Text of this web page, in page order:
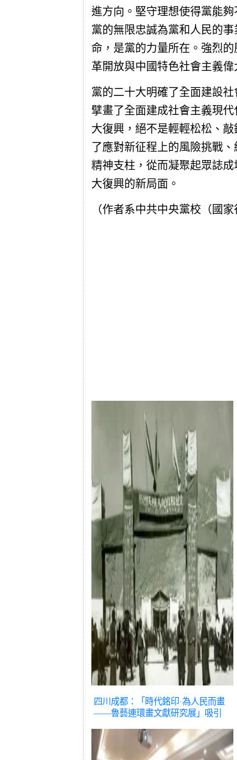
進方向。堅守理想使得黨能
黨的無限忠誠為黨和人民的
命，是黨的力量所在。強烈
革開放與中國特色社會主義
黨的二十大明確了全面建設
擘畫了全面建成社會主義現
大復興，絕不是輕輕松松、
了應對新征程上的風險挑戰
精神支柱，從而凝聚起眾誌
大復興的新局面。
（作者系中共中央黨校（國
四川成都：「時代銘印·為人民而畫
——魯藝連環畫文獻研究展」吸引